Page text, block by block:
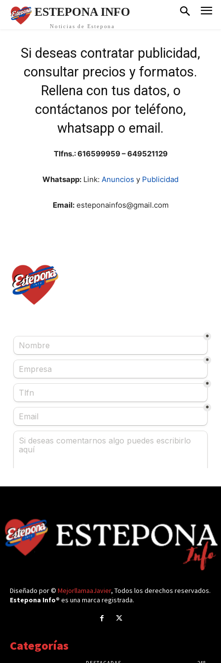
ESTEPONA INFO
Noticias de Estepona
Si deseas contratar publicidad,
consultar precios y formatos.
Rellena con tus datos, o
contáctanos por teléfono,
whatsapp o email.
Tlfns.: 616599959 – 649521129
Whatsapp: Link: Anuncios y Publicidad
Email:esteponainfos@gmail.com
Diseñado por © MejorllamaaJavier, Todos los derechos reservados.
Estepona Info® es una marca registrada.
Categorías